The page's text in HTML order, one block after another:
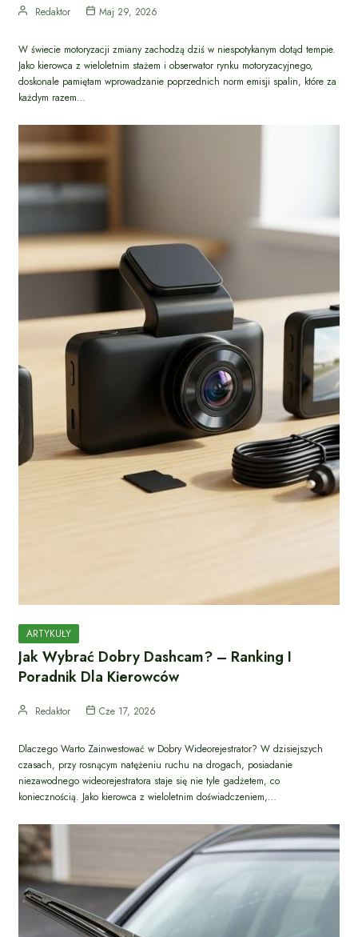
Redaktor Maj 29, 2026
W świecie motoryzacji zmiany zachodzą dziś w niespotykanym dotąd tempie.
Jako kierowca z wieloletnim stażem i obserwator rynku motoryzacyjnego,
doskonale pamiętam wprowadzanie poprzednich norm emisji spalin, które za
każdym razem…
ARTYKUŁY
Jak Wybrać Dobry Dashcam? – Ranking I
Poradnik Dla Kierowców
Redaktor Cze 17, 2026
Dlaczego Warto Zainwestować w Dobry Wideorejestrator? W dzisiejszych
czasach, przy rosnącym natężeniu ruchu na drogach, posiadanie
niezawodnego wideorejestratora staje się nie tyle gadżetem, co
koniecznością. Jako kierowca z wieloletnim doświadczeniem,…